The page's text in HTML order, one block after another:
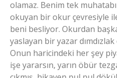
olamaz. Benim tek
okuyan bir okur çevresiyle
beni besliyor. Okurdan
yaslayan bir yazar
Onun haricindeki her şey
işe yararsın, yarın öbür